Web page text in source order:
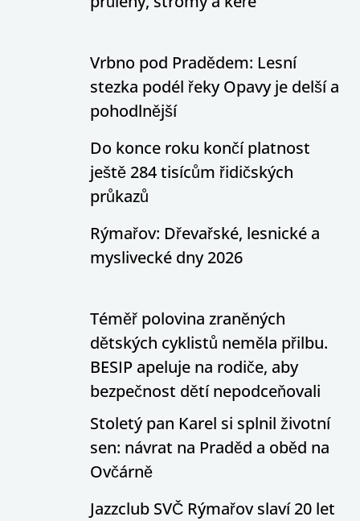
Vrbno pod Pradědem: Lesní
stezka podél řeky Opavy je delší a
pohodlnější
Do konce roku končí platnost
ještě 284 tisícům řidičských
průkazů
Rýmařov: Dřevařské, lesnické a
myslivecké dny 2026
Téměř polovina zraněných
dětských cyklistů neměla přilbu.
BESIP apeluje na rodiče, aby
bezpečnost dětí nepodceňovali
Stoletý pan Karel si splnil životní
sen: návrat na Praděd a oběd na
Ovčárně
Jazzclub SVČ Rýmařov slaví 20 let